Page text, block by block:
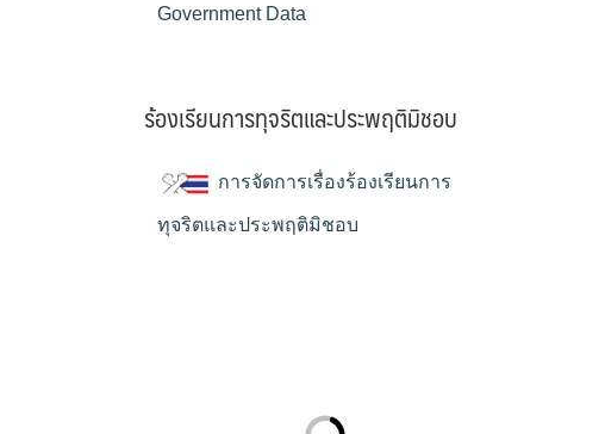
Government Data
ร้องเรียนการทุจริตและประพฤติมิชอบ
การจัดการเรื่องร้องเรียนการ
ทุจริตและประพฤติมิชอบ